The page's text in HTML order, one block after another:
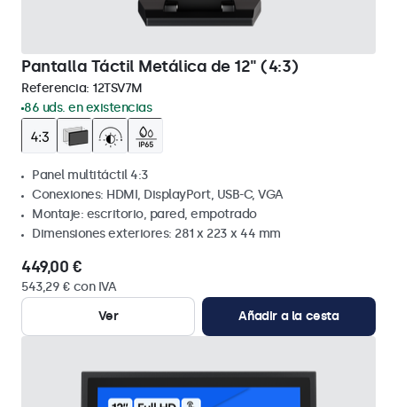
Pantalla Táctil Metálica de 12" (4:3)
Referencia: 12TSV7M
86 uds. en existencias
Panel multitáctil 4:3
Conexiones: HDMI, DisplayPort, USB-C, VGA
Montaje: escritorio, pared, empotrado
Dimensiones exteriores: 281 x 223 x 44 mm
449,00 €
543,29 € con IVA
Ver
Añadir a la cesta